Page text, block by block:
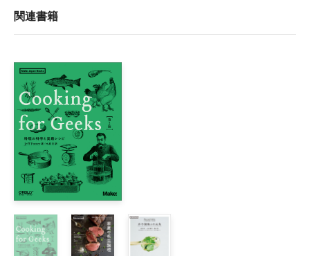
No.01　動物細胞と植物細胞 × 極太巻き寿司
No.02　核 × クリスピー最中アイスクリーム
No.04　葉緑体 × ベジタブルピタ
No.05　ゴルジ体 × 三段オムライス
No.06　生体膜 × 野菜たっぷりキーマカレー
No.07　体細胞分裂 × パリパリおつまみピザ
No.08　クロマチン × ミートボールいっぽんパスタ
No.09　DNAの複製 × ポップなポテトサラダ
No.10　DNAの塩基 × TAG CAT ACT（タグ キャット アク
No.11　転写 × ハンバーグステーキ・野菜のせ
No.13　血液と免疫細胞 × カオスなあんみつ
No.14　ニューロン × いかつくね串
関連書籍